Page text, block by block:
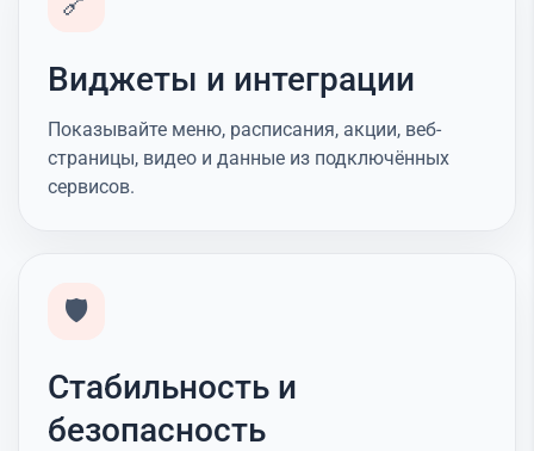
Виджеты и интеграции
Показывайте меню, расписания, акции, веб-
страницы, видео и данные из подключённых
сервисов.
🛡️
Стабильность и
безопасность